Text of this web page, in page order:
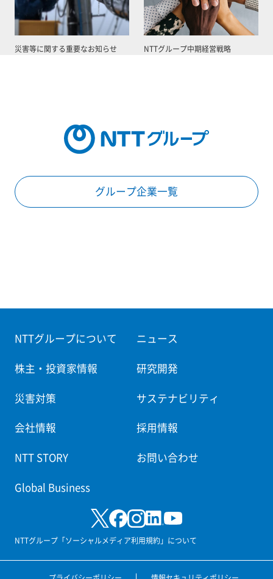
災害等に関する重要なお知らせ NTTグループ中期経営戦略
グループ企業一覧
NTTグループについて ニュース
株主・投資家情報 研究開発
災害対策 サステナビリティ
会社情報 採用情報
NTT STORY お問い合わせ
Global Business
NTTグループ「ソーシャルメディア利用規約」について